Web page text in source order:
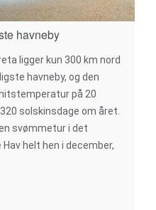
havneby
ligger kun 300 km nord
havneby, og den
på 20
solskinsdage om året.
svømmetur i det
helt hen i december,